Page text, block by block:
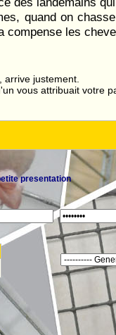
quand on
compense les
arrive justement.
vous attribuait votre
presentation